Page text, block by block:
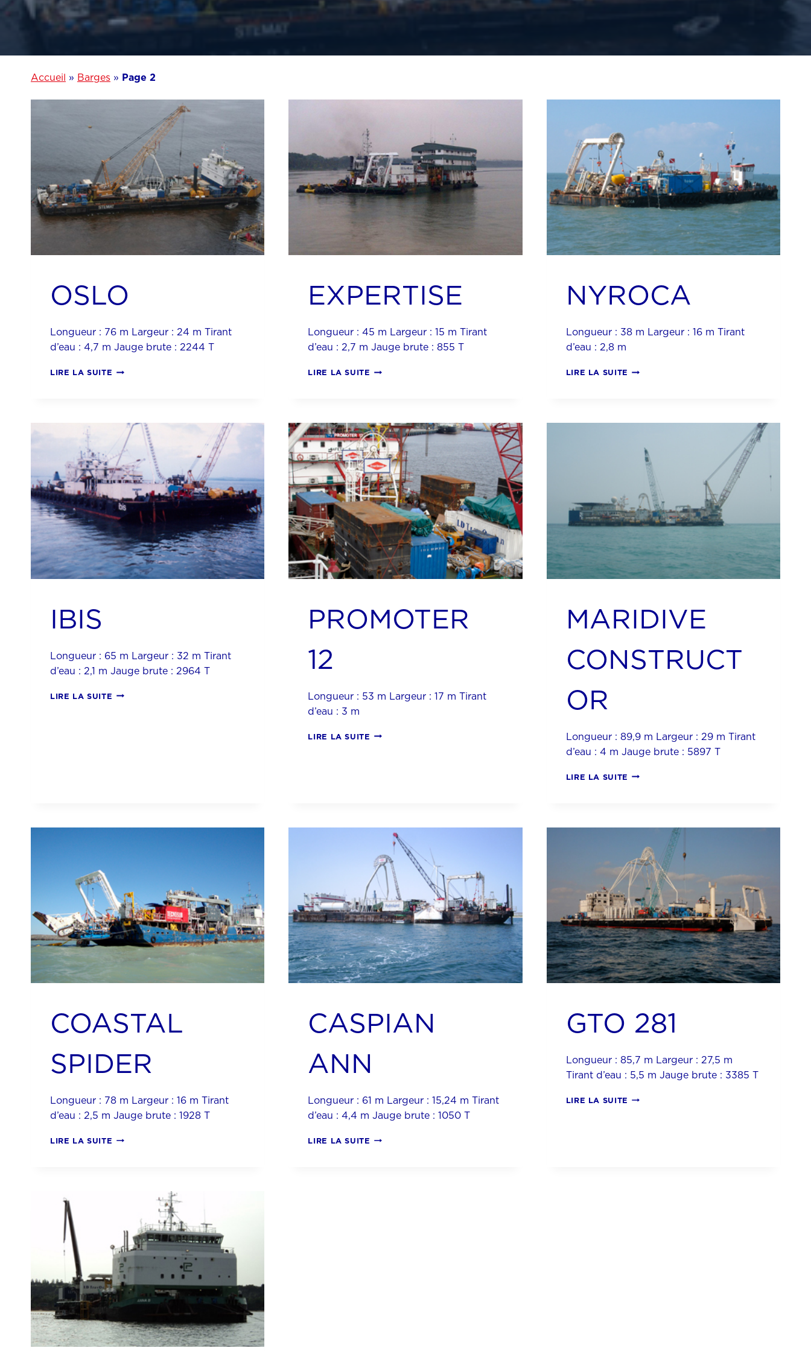
Accueil » Barges » Page 2
OSLO
Longueur : 76 m Largeur : 24 m Tirant
d’eau : 4,7 m Jauge brute : 2244 T
LIRE LA SUITE OSLO
EXPERTISE
Longueur : 45 m Largeur : 15 m Tirant
d’eau : 2,7 m Jauge brute : 855 T
LIRE LA SUITE EXPERTISE
NYROCA
Longueur : 38 m Largeur : 16 m Tirant
d’eau : 2,8 m
LIRE LA SUITE NYROCA
IBIS
Longueur : 65 m Largeur : 32 m Tirant
d’eau : 2,1 m Jauge brute : 2964 T
LIRE LA SUITE IBIS
PROMOTER
12
Longueur : 53 m Largeur : 17 m Tirant
d’eau : 3 m
LIRE LA SUITE PROMOTER
MARIDIVE
CONSTRUCT
OR
Longueur : 89,9 m Largeur : 29 m Tirant
d’eau : 4 m Jauge brute : 5897 T
LIRE LA SUITE MARIDIVE
COASTAL
SPIDER
Longueur : 78 m Largeur : 16 m Tirant
d’eau : 2,5 m Jauge brute : 1928 T
LIRE LA SUITE COASTAL
CASPIAN
ANN
Longueur : 61 m Largeur : 15,24 m Tirant
d’eau : 4,4 m Jauge brute : 1050 T
LIRE LA SUITE CASPIAN
GTO 281
Longueur : 85,7 m Largeur : 27,5 m
Tirant d’eau : 5,5 m Jauge brute : 3385 T
LIRE LA SUITE GTO